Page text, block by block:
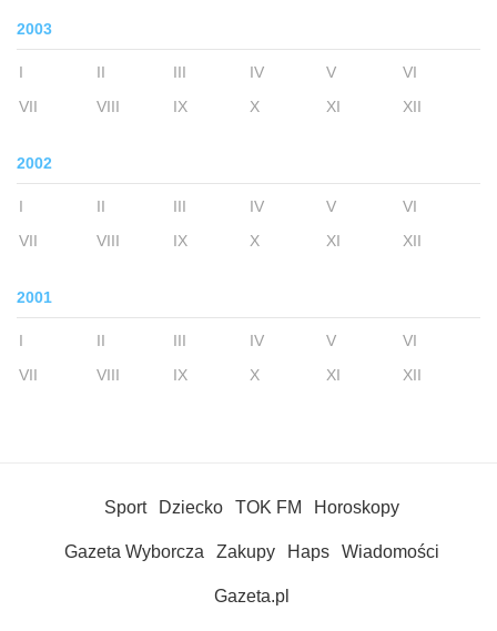
2003
I II III IV V
VI
VII
VIII IX X XI XII
2002
I II III IV V
VI
VII
VIII IX X XI XII
2001
I II III IV V
VI
VII
VIII IX X XI XII
Sport Dziecko TOK FM Horoskopy
Gazeta Wyborcza Zakupy Haps Wiadomości
Gazeta.pl